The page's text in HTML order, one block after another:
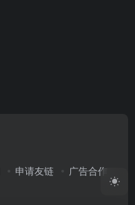
申请友链 广告合作